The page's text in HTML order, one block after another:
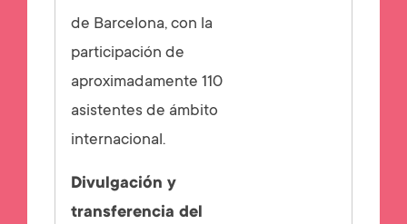
de Barcelona, con la
participación de
aproximadamente 110
asistentes de ámbito
internacional.
Divulgación y
transferencia del